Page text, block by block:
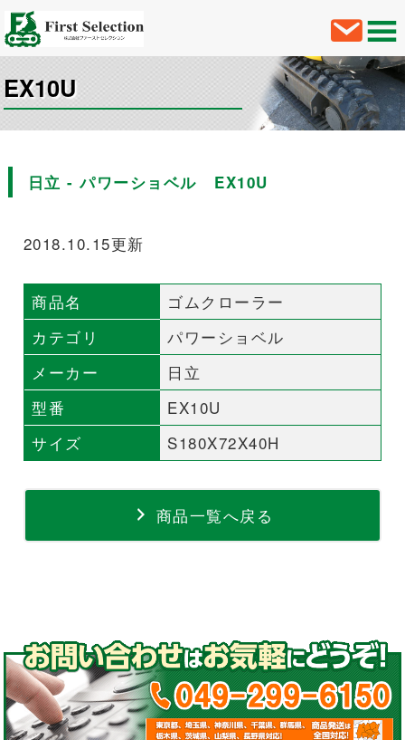
EX10U
日立 - パワーショベル EX10U
2018.10.15更新
商品名
ゴムクローラー
カテゴリ
パワーショベル
メーカー
日立
型番
EX10U
サイズ
S180X72X40H
商品一覧へ戻る